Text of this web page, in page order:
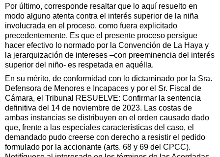
Por último, corresponde resaltar que lo aquí resuelto en
modo alguno atenta contra el interés superior de la niña
involucrada en el proceso, como fuera explicitado
precedentemente. Es que el presente proceso persigue
hacer efectivo lo normado por la Convención de La Haya y
la jerarquización de intereses –con preeminencia del interés
superior del niño- es respetada en aquélla.
En su mérito, de conformidad con lo dictaminado por la Sra.
Defensora de Menores e Incapaces y por el Sr. Fiscal de
Cámara, el Tribunal RESUELVE: Confirmar la sentencia
definitiva del 14 de noviembre de 2023. Las costas de
ambas instancias se distribuyen en el orden causado dado
que, frente a las especiales características del caso, el
demandado pudo creerse con derecho a resistir el pedido
formulado por la accionante (arts. 68 y 69 del CPCC).